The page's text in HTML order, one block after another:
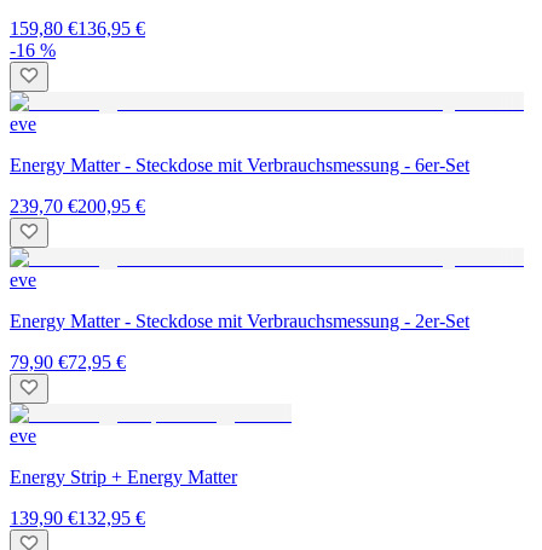
159,80 €136,95 €
-16 %
eve
Energy Matter - Steckdose mit Verbrauchsmessung - 6er-Set
239,70 €200,95 €
eve
Energy Matter - Steckdose mit Verbrauchsmessung - 2er-Set
79,90 €72,95 €
eve
Energy Strip + Energy Matter
139,90 €132,95 €